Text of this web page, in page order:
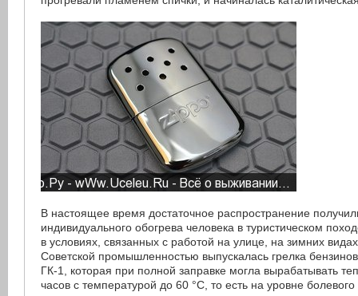
В настоящее время достаточное распространение
индивидуального обогрева человека в туристическом
в условиях, связанных с работой на улице, на зимних
Советской промышленностью выпускалась грелка
ГК-1, которая при полной заправке могла вырабатывать
часов с температурой до 60 °C, то есть на уровне болевого